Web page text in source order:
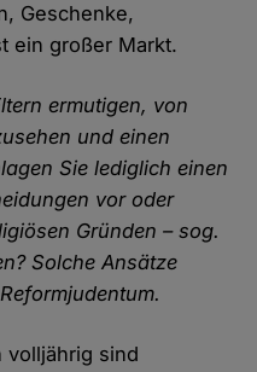
Geschenke,
ein großer Markt.
ermutigen, von
und einen
Sie lediglich einen
vor oder
Gründen – sog.
Solche Ansätze
volljährig sind